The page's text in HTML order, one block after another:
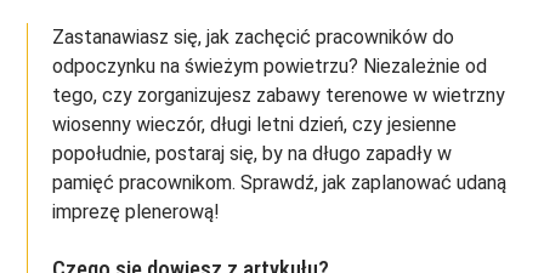
Zastanawiasz się, jak zachęcić pracowników do
odpoczynku na świeżym powietrzu? Niezależnie od
tego, czy zorganizujesz zabawy terenowe w wietrzny
wiosenny wieczór, długi letni dzień, czy jesienne
popołudnie, postaraj się, by na długo zapadły w
pamięć pracownikom. Sprawdź, jak zaplanować udaną
imprezę plenerową!